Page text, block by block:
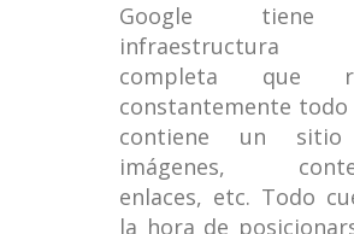
Google tiene
completa que
constantemente todo
contiene un sitio
imágenes,
enlaces, etc. Todo
la hora de